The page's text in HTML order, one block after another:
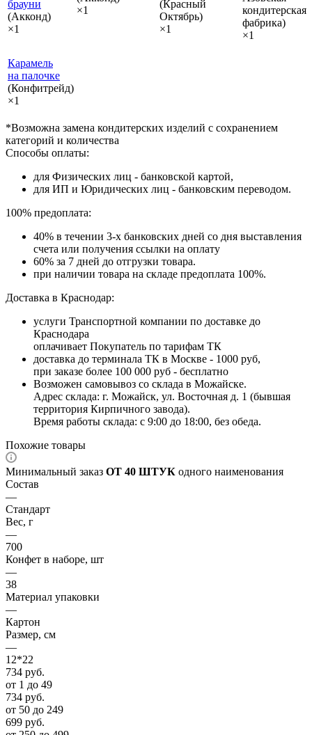
брауни
(Акконд)
×1
×1
(Красный
Октябрь)
×1
кондитерская
фабрика)
×1
Карамель
на палочке
(Конфитрейд)
×1
*Возможна замена кондитерских изделий с сохранением
категорий и количества
Способы оплаты:
для Физических лиц - банковской картой,
для ИП и Юридических лиц - банковским переводом.
100% предоплата:
40% в течении 3-х банковских дней со дня выставления
счета или получения ссылки на оплату
60% за 7 дней до отгрузки товара.
при наличии товара на складе предоплата 100%.
Доставка в Краснодар:
услуги Транспортной компании по доставке до
Краснодара
оплачивает Покупатель по тарифам ТК
доставка до терминала ТК в Москве - 1000 руб,
при заказе более 100 000 руб - бесплатно
Возможен самовывоз со склада в Можайске.
Адрес склада: г. Можайск, ул. Восточная д. 1 (бывшая
территория Кирпичного завода).
Время работы склада: с 9:00 до 18:00, без обеда.
Похожие товары
Минимальный заказ ОТ 40 ШТУК одного наименования
Состав
—
Стандарт
Вес, г
—
700
Конфет в наборе, шт
—
38
Материал упаковки
—
Картон
Размер, см
—
12*22
734 руб.
от 1 до 49
734 руб.
от 50 до 249
699 руб.